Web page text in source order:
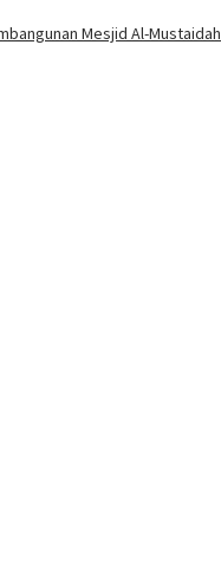
Mesjid Al-Mustaidah